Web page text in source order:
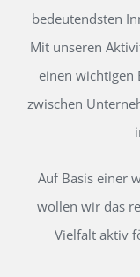
bedeutendsten
Mit unseren
einen
zwischen
Auf Basis einer
wollen wir das
Vielfalt aktiv